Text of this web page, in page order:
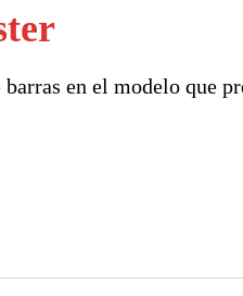
en el modelo que